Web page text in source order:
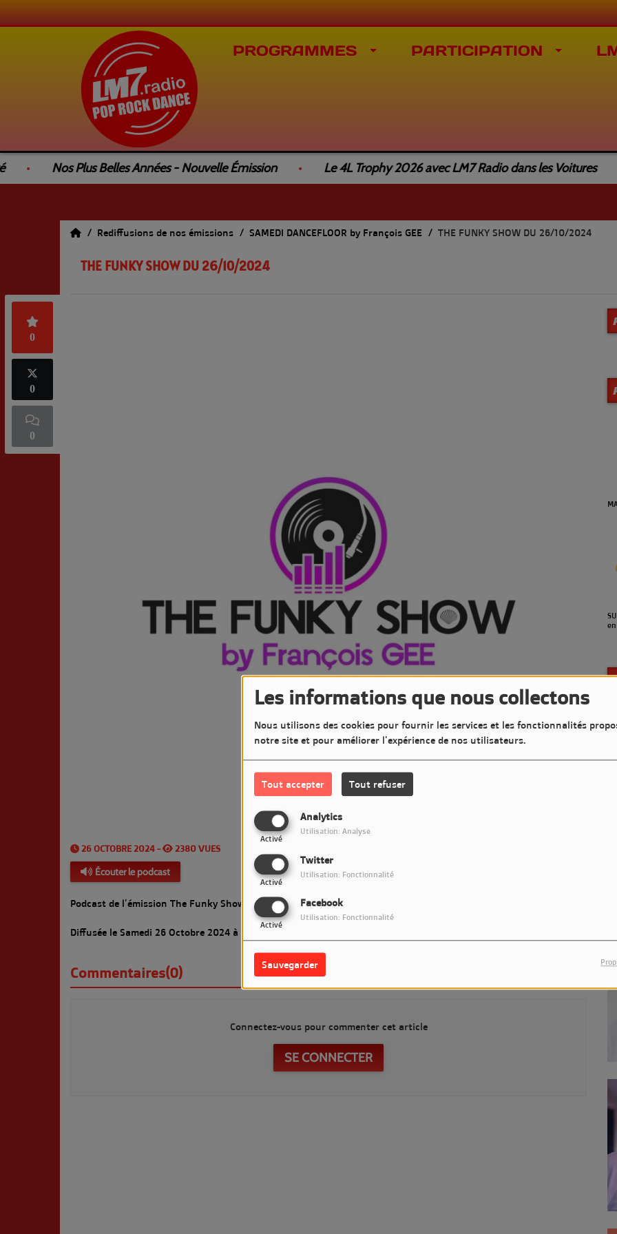
Les informations que nous collectons
Nous utilisons des cookies pour fournir les services et les fonctionnalités
notre site et pour améliorer l'expérience de nos utilisateurs.
Tout accepter Tout refuser
Analytics
Activé
Utilisation: Analyse
Twitter
Activé
Utilisation: Fonctionnalité
Facebook
Activé
Utilisation: Fonctionnalité
Sauvegarder
PROGRAMMES PARTICIPATION
Nos Plus Belles Années - Nouvelle Émission Le 4L Trophy 2026 avec LM7 Radio dans les Voitures
Rediffusions de nos émissions SAMEDI DANCEFLOOR by François GEE THE FUNKY SHOW DU 26/10/2024
THE FUNKY SHOW DU 26/10/2024
0
0
0
26 OCTOBRE 2024 - 2380 VUES
Écouter le podcast
Podcast de l'émission The Funky Show by François GEE
Diffusée le Samedi 26 Octobre 2024 à 20h sur LM7 Radio
Commentaires(0)
Connectez-vous pour commenter cet article
SE CONNECTER
SUNSET JAZZ'N BLUES (Reprise
en septembre)